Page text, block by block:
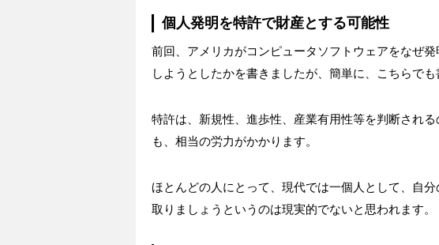
個人発明を特許で財産とする可能性
前回、アメリカがコンピュータソフトウェアをなぜ
しようとしたかを書きましたが、簡単に、こちらでも
特許は、新規性、進歩性、産業有用性等を判断され
も、相当の労力がかかります。
ほとんどの人にとって、現代では一個人として、自
取りましょうというのは現実的でないと思われます。